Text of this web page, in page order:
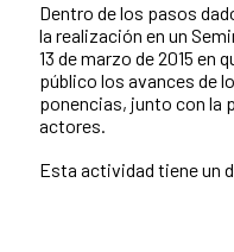
Dentro de los pasos
la realización en un
13 de marzo de 2015 en
público los avances de
ponencias, junto con la
actores.
Esta actividad tiene un